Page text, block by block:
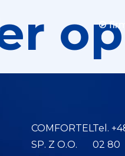
O
COMFORTEL
SP. Z O.O.
Tel.
02 80